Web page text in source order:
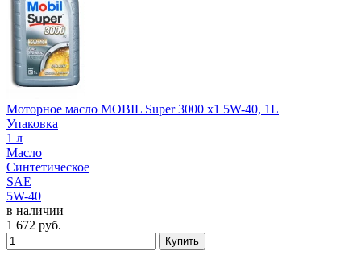
Моторное масло MOBIL Super 3000 x1 5W-40, 1L
Упаковка
1 л
Масло
Синтетическое
SAE
5W-40
в наличии
1 672 руб.
Купить